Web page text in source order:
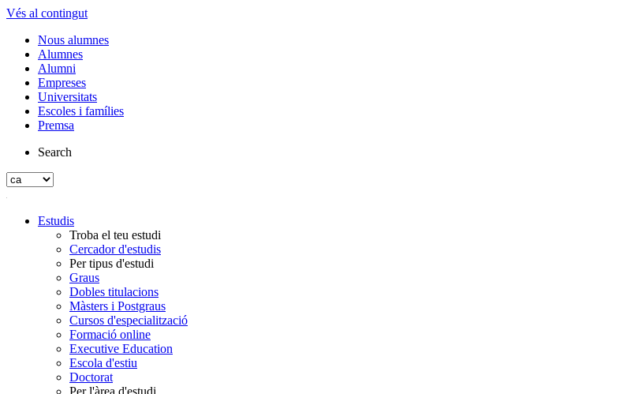
Vés al contingut
Nous alumnes
Alumnes
Alumni
Empreses
Universitats
Escoles i famílies
Premsa
Search
Estudis
Troba el teu estudi
Cercador d'estudis
Per tipus d'estudi
Graus
Dobles titulacions
Màsters i Postgraus
Cursos d'especialització
Formació online
Executive Education
Escola d'estiu
Doctorat
Per l'àrea d'estudi